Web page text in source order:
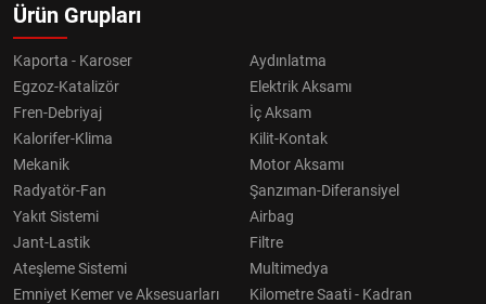
Ürün Grupları
Kaporta - Karoser
Aydınlatma
Egzoz-Katalizör
Elektrik Aksamı
Fren-Debriyaj
İç Aksam
Kalorifer-Klima
Kilit-Kontak
Mekanik
Motor Aksamı
Radyatör-Fan
Şanzıman-Diferansiyel
Yakıt Sistemi
Airbag
Jant-Lastik
Filtre
Ateşleme Sistemi
Multimedya
Emniyet Kemer ve Aksesuarları
Kilometre Saati - Kadran